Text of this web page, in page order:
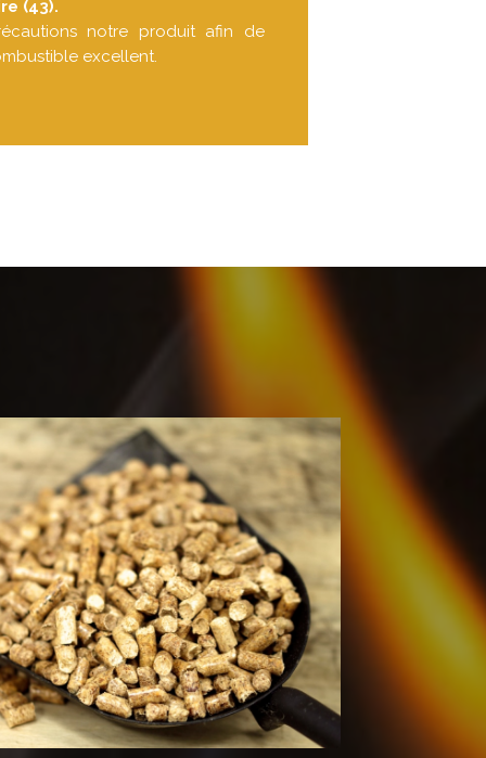
(43).
notre produit afin de
excellent.